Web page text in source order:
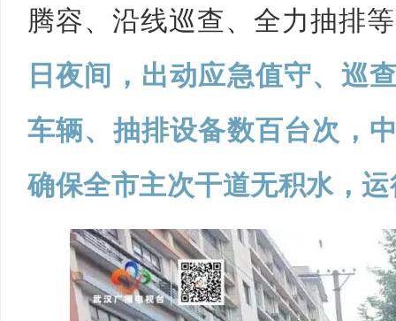
腾容、沿线巡查、全力抽排
日夜间，出动应急值守、巡
车辆、抽排设备数百台次，
确保全市主次干道无积水，